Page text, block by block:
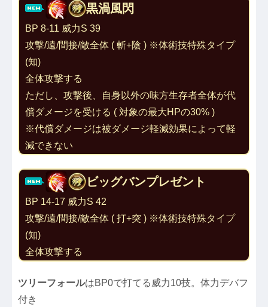
黒渦風閃
BP 8-11 威力S 39
攻撃/遠/間接/敵全体 ( 斬+陰 ) ※体術技特殊タイプ
(知)
全体攻撃する
ただし、攻撃後、自身以外の味方生存者全体が代
償ダメージを受ける ( 対象の最大HPの30% )
※代償ダメージは被ダメージ軽減効果によって軽
減できない
ビッグバンプレゼント
BP 14-17 威力S 42
攻撃/遠/間接/敵全体 ( 打+突 ) ※体術技特殊タイプ
(知)
全体攻撃する
ツリーフォールはBP0で打てる威力10技。体力デバフ
付き